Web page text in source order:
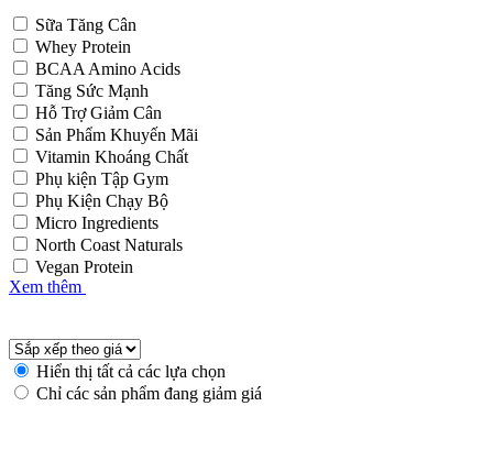
Sữa Tăng Cân
Whey Protein
BCAA Amino Acids
Tăng Sức Mạnh
Hỗ Trợ Giảm Cân
Sản Phẩm Khuyến Mãi
Vitamin Khoáng Chất
Phụ kiện Tập Gym
Phụ Kiện Chạy Bộ
Micro Ingredients
North Coast Naturals
Vegan Protein
Xem thêm
Hiển thị tất cả các lựa chọn
Chỉ các sản phẩm đang giảm giá